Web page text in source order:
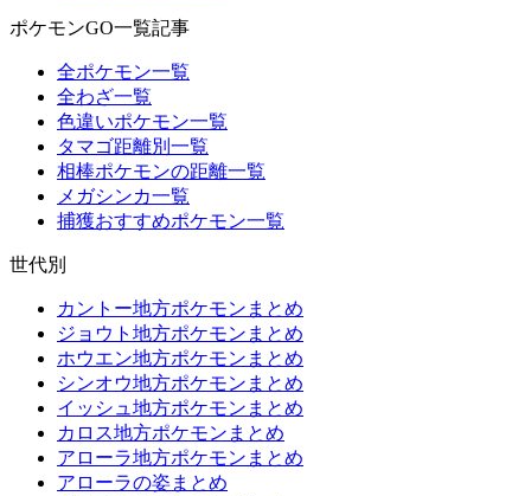
ポケモンGO一覧記事
全ポケモン一覧
全わざ一覧
色違いポケモン一覧
タマゴ距離別一覧
相棒ポケモンの距離一覧
メガシンカ一覧
捕獲おすすめポケモン一覧
世代別
カントー地方ポケモンまとめ
ジョウト地方ポケモンまとめ
ホウエン地方ポケモンまとめ
シンオウ地方ポケモンまとめ
イッシュ地方ポケモンまとめ
カロス地方ポケモンまとめ
アローラ地方ポケモンまとめ
アローラの姿まとめ